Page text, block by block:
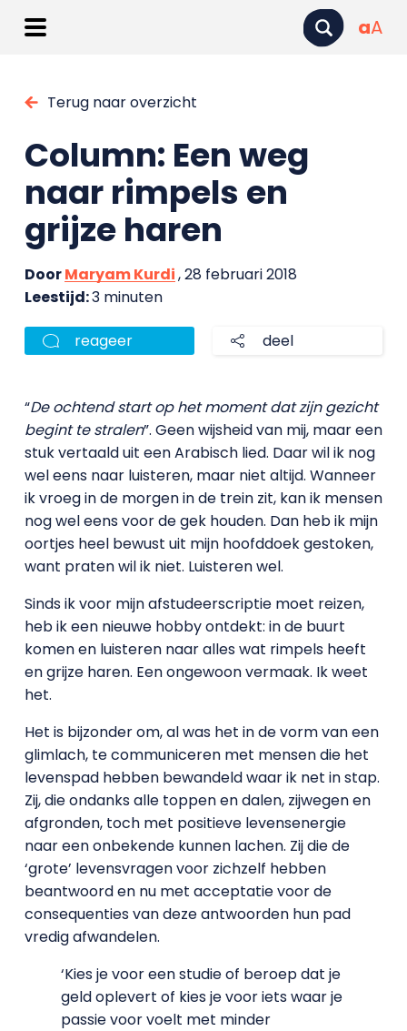
aA
Terug naar overzicht
Column: Een weg
naar rimpels en
grijze haren
DoorMaryam Kurdi, 28 februari 2018
Leestijd:3 minuten
reageer deel
“De ochtend start op het moment dat zijn gezicht
begint te stralen”. Geen wijsheid van mij, maar een
stuk vertaald uit een Arabisch lied. Daar wil ik nog
wel eens naar luisteren, maar niet altijd. Wanneer
ik vroeg in de morgen in de trein zit, kan ik mensen
nog wel eens voor de gek houden. Dan heb ik mijn
oortjes heel bewust uit mijn hoofddoek gestoken,
want praten wil ik niet. Luisteren wel.
Sinds ik voor mijn afstudeerscriptie moet reizen,
heb ik een nieuwe hobby ontdekt: in de buurt
komen en luisteren naar alles wat rimpels heeft
en grijze haren. Een ongewoon vermaak. Ik weet
het.
Het is bijzonder om, al was het in de vorm van een
glimlach, te communiceren met mensen die het
levenspad hebben bewandeld waar ik net in stap.
Zij, die ondanks alle toppen en dalen, zijwegen en
afgronden, toch met positieve levensenergie
naar een onbekende kunnen lachen. Zij die de
‘grote’ levensvragen voor zichzelf hebben
beantwoord en nu met acceptatie voor de
consequenties van deze antwoorden hun pad
vredig afwandelen.
‘Kies je voor een studie of beroep dat je
geld oplevert of kies je voor iets waar je
passie voor voelt met minder